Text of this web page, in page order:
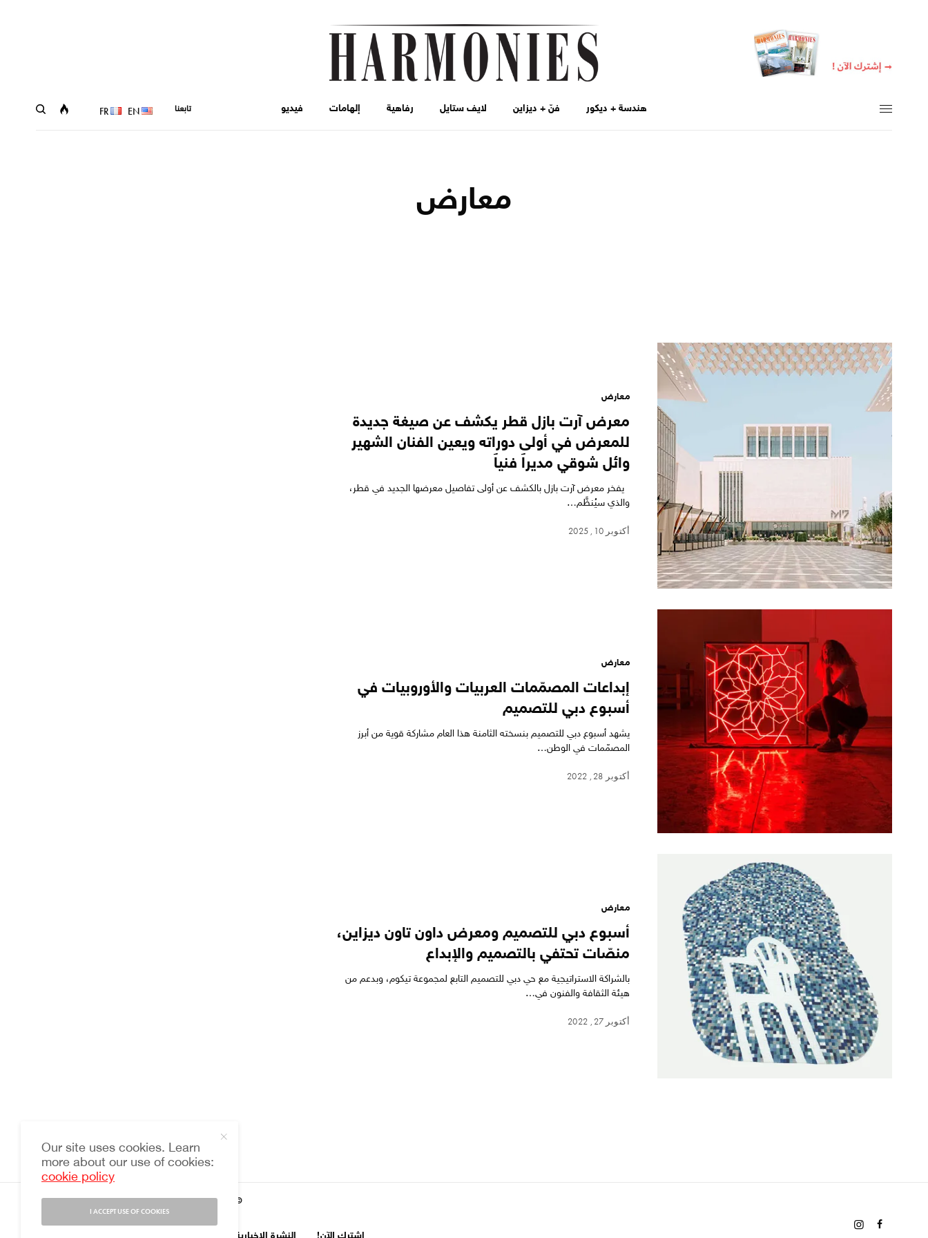
هندسة + ديكور فنّ + ديزاين لايف ستايل رفاهية إلهامات فيديو تابعنا EN
FR
معارض
معارض
معرض آرت بازل قطر يكشف عن صيغة جديدة
للمعرض في أولى دوراته ويعين الفنان الشهير
وائل شوقي مديراً فنياً
يفخر معرض آرت بازل بالكشف عن أولى تفاصيل معرضها الجديد في قطر،
والذي سيُنظَّم…
أكتوبر 10, 2025
معارض
إبداعات المصمّمات العربيات والأوروبيات في
أسبوع دبي للتصميم
يشهد أسبوع دبي للتصميم بنسخته الثامنة هذا العام مشاركة قوية من أبرز
المصمّمات في الوطن…
أكتوبر 28, 2022
معارض
أسبوع دبي للتصميم ومعرض داون تاون ديزاين،
منصّات تحتفي بالتصميم والإبداع
بالشراكة الاستراتيجية مع حي دبي للتصميم التابع لمجموعة تيكوم، وبدعم من
هيئة الثقافة والفنون في…
أكتوبر 27, 2022
© 2021 HARMONIES MAGAZINE جميع الحقوق محفوظة
Our site uses cookies. Learn
more about our use of cookies:
cookie policy
I ACCEPT USE OF COOKIES